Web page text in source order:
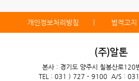
개인정보처리방침 법적고지
(주)알톤
본사 : 경기도 양주시 칠봉산로120
TEL : 031 ) 727 - 9100
A/S :